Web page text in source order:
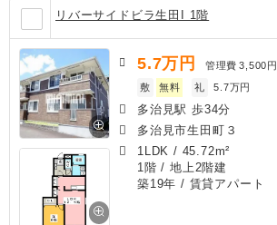
リバーサイドビラ生田I 1階
5.7万円 管理費 3,500円
敷
無料 礼 5.7万円
多治見駅 歩34分
多治見市生田町３
1LDK / 45.72m²
1階 / 地上2階建
築19年 / 賃貸アパート